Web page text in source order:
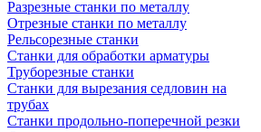
Разрезные станки по металлу
Отрезные станки по металлу
Рельсорезные станки
Станки для обработки арматуры
Труборезные станки
Станки для вырезания седловин на
трубаx
Станки продольно-поперечной резки